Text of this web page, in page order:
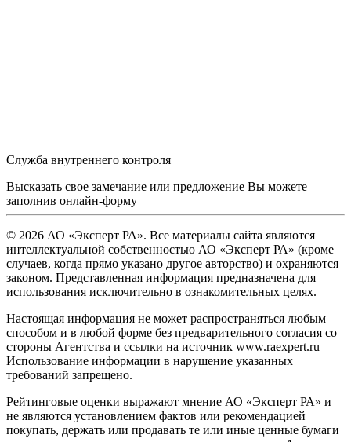
Служба внутреннего контроля
Высказать свое замечание или предложение Вы можете
заполнив онлайн-форму
© 2026 АО «Эксперт РА». Все материалы сайта являются
интеллектуальной собственностью АО «Эксперт РА» (кроме
случаев, когда прямо указано другое авторство) и охраняются
законом. Представленная информация предназначена для
использования исключительно в ознакомительных целях.
Настоящая информация не может распространяться любым
способом и в любой форме без предварительного согласия со
стороны Агентства и ссылки на источник www.raexpert.ru
Использование информации в нарушение указанных
требований запрещено.
Рейтинговые оценки выражают мнение АО «Эксперт РА» и
не являются установлением фактов или рекомендацией
покупать, держать или продавать те или иные ценные бумаги